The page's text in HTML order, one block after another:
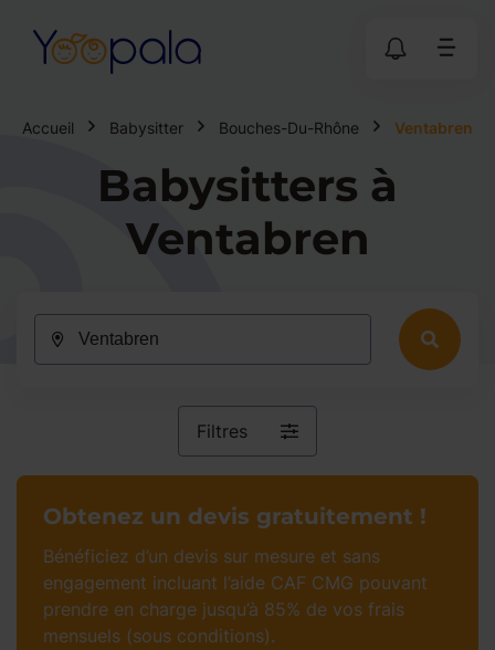
Accueil Babysitter Bouches-Du-Rhône Ventabren
Babysitters à
Ventabren
Filtres
Obtenez un devis gratuitement !
Bénéficiez d’un devis sur mesure et sans
engagement incluant l’aide CAF CMG pouvant
prendre en charge jusqu’à 85% de vos frais
mensuels (sous conditions).